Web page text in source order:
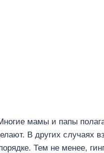
мамы и папы
В других случаях
Тем не менее,